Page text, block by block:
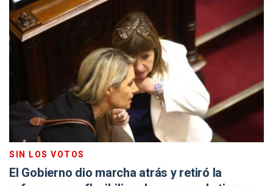
SIN LOS VOTOS
El Gobierno dio marcha atrás y retiró la